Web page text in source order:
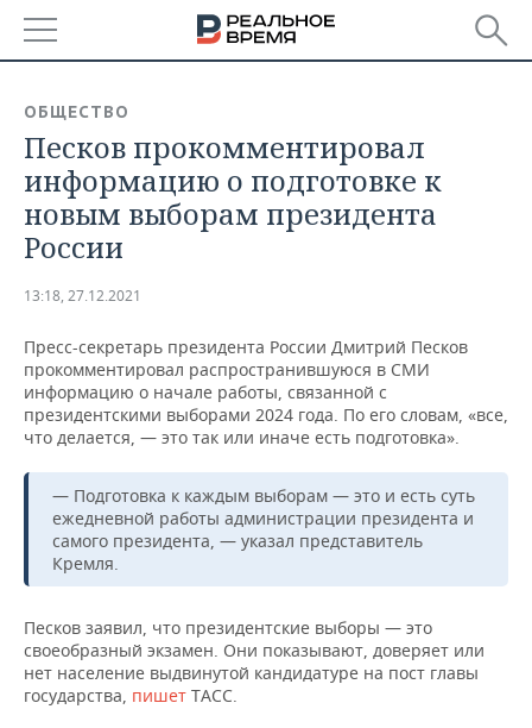
БАШКОРТОСТАН
ТАТАРСТАН
УДМУРТИЯ
НОВОСТИ
АНАЛИТИКА
НОВОСТИ АНАЛИТИКИ
ДЕКЛАРАЦИИ О ДОХОДАХ
КОРОЛИ ГОСЗАКАЗА ПФО
ВУЗЫ ТАТАРСТАНА
КОМУ ПРИНАДЛЕЖАТ
ТОРГОВЫЕ ЦЕНТРЫ
ТАТАРСТАНА
ЭКОНОМИКА
НОВОСТИ ЭКОНОМИКИ
ФИНАНСЫ
БАНКИ
БЮДЖЕТ
ИНВЕСТИЦИИ
ПРОМЫШЛЕННОСТЬ
НОВОСТИ
ПРОМЫШЛЕННОСТИ
АГРОПРОМ
МАШИНОСТРОЕНИЕ
НЕФТЕХИМИЯ
ОПК
ЭНЕРГЕТИКА
НЕДВИЖИМОСТЬ
НОВОСТИ НЕДВИЖИМОСТИ
АВТО
НОВОСТИ АВТО
БИЗНЕС
НОВОСТИ БИЗНЕСА
РОЗНИЧНАЯ ТОРГОВЛЯ
ТРАНСПОРТ
УСЛУГИ
ТЕХНОЛОГИИ
НОВОСТИ ТЕХНОЛОГИЙ
IT
МЕДИА
МЕРОПРИЯТИЯ
НОВОСТИ МЕРОПРИЯТИЙ
ВЫЕЗДНАЯ РЕДАКЦИЯ
СПОРТ
НОВОСТИ СПОРТА
ОБЩЕСТВО
ОБЩЕСТВО
Песков прокомментировал
информацию о подготовке к
новым выборам президента
России
13:18, 27.12.2021
Пресс-секретарь президента России Дмитрий Песков
прокомментировал распространившуюся в СМИ
информацию о начале работы, связанной с
президентскими выборами 2024 года. По его словам, «все,
что делается, — это так или иначе есть подготовка».
— Подготовка к каждым выборам — это и есть суть
ежедневной работы администрации президента и
самого президента, — указал представитель
Кремля.
Песков заявил, что президентские выборы — это
своеобразный экзамен. Они показывают, доверяет или
нет население выдвинутой кандидатуре на пост главы
государства, пишет ТАСС.